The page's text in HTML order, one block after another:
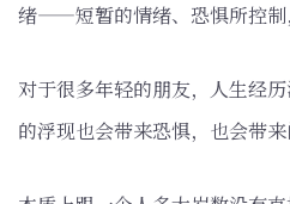
绪——短暂的情绪、恐惧所控制
对于很多年轻的朋友，人生经
的浮现也会带来恐惧，也会带来